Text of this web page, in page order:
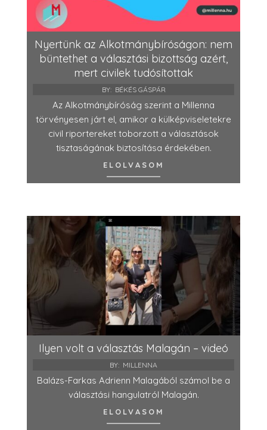
Nyertünk az Alkotmánybíróságon: nem
büntethet a választási bizottság azért,
mert civilek tudósítottak
BY: BÉKÉS GÁSPÁR
Az Alkotmánybíróság szerint a Millenna
törvényesen járt el, amikor a külképviseletekre
civil riportereket toborzott a választások
tisztaságának biztosítása érdekében.
ELOLVASOM
Ilyen volt a választás Malagán – videó
BY: MILLENNA
Balázs-Farkas Adrienn Malagából számol be a
választási hangulatról Malagán.
ELOLVASOM